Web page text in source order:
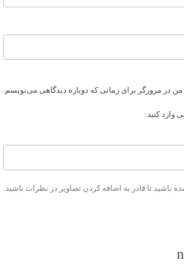
من در مرورگر برای زمانی که دوباره دیدگاهی می‌نویسم.
وارد کنید:
باشید تا قادر به اضافه کردن تصاویر در نظرات باشید.